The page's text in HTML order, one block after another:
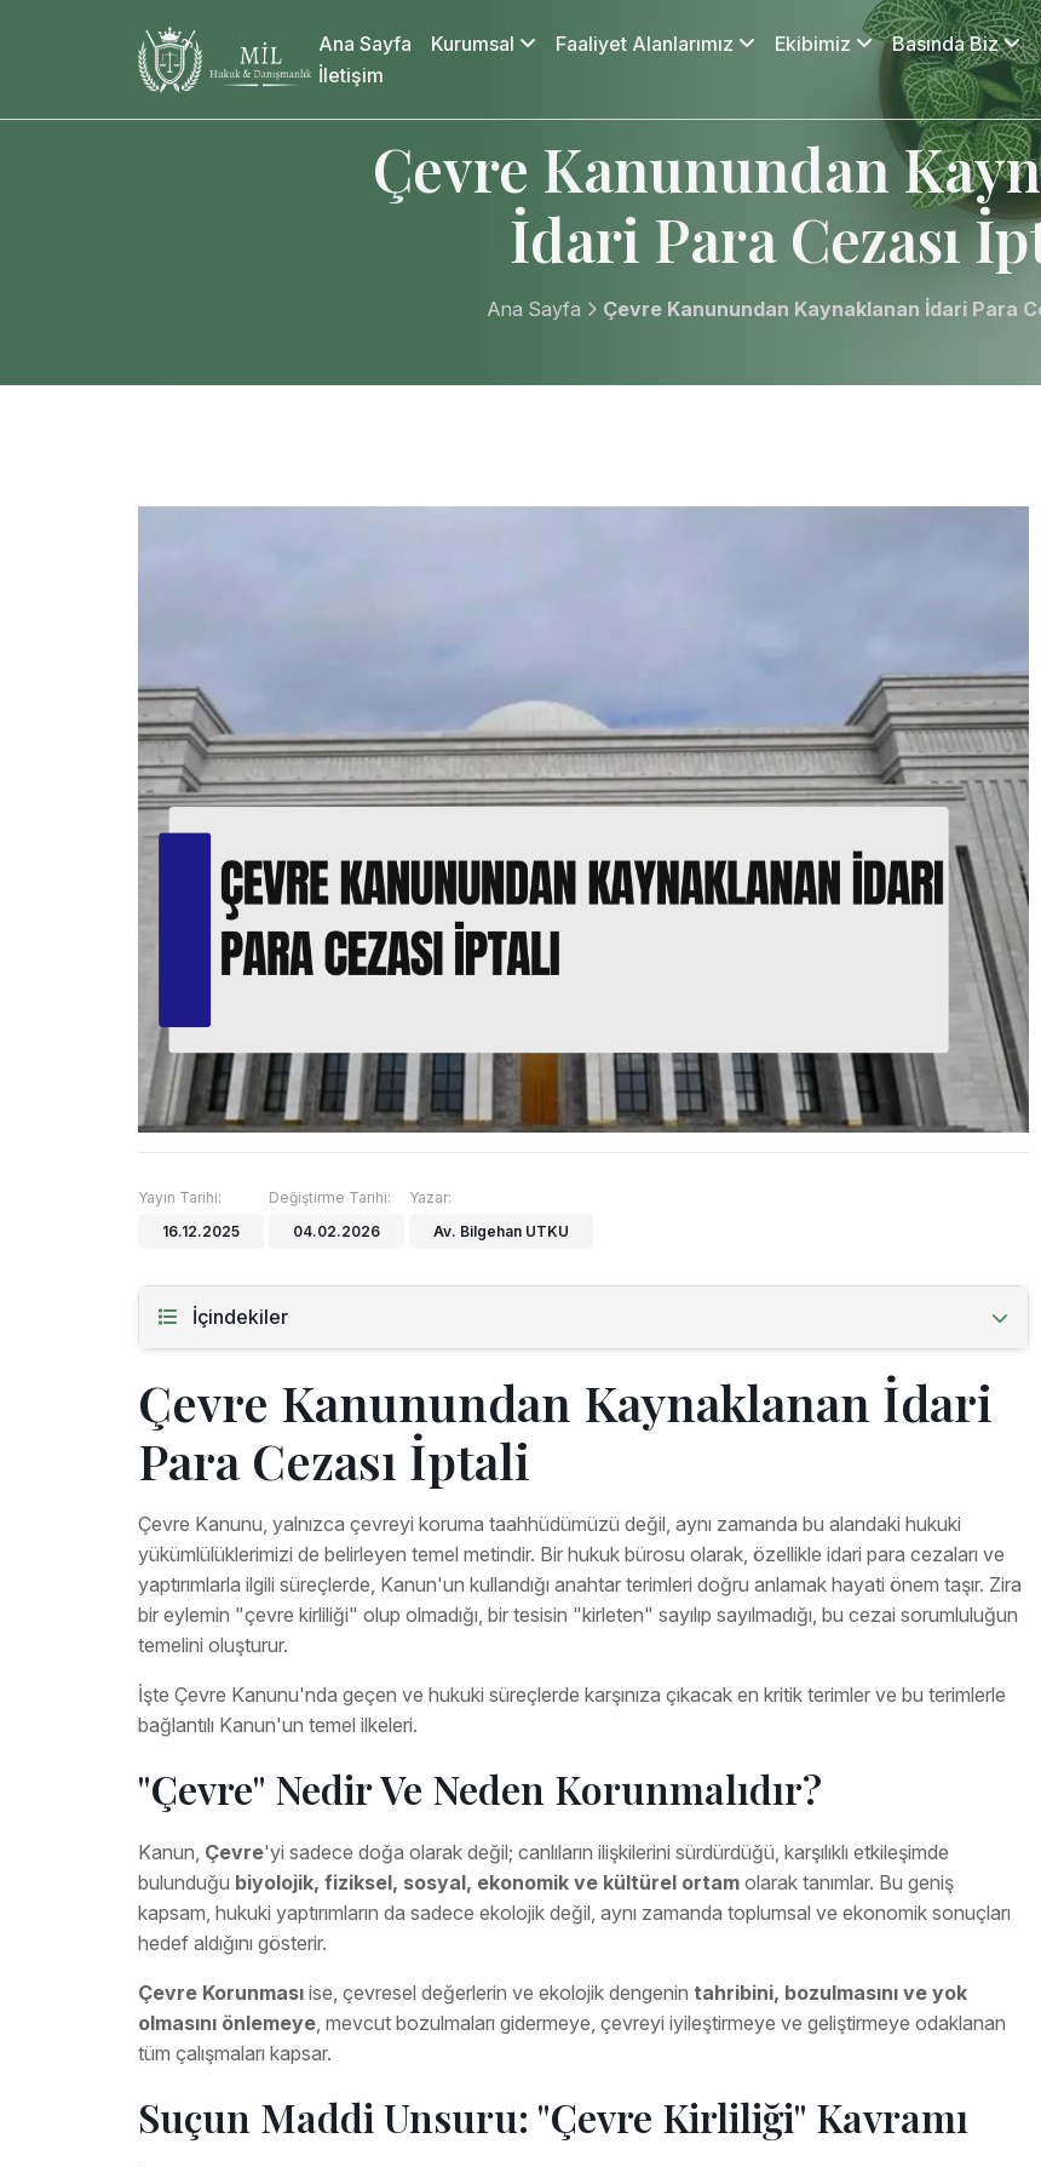
Ana Sayfa Kurumsal Faaliyet Alanlarımız Ekibimiz Basında Biz
İletişim
Çevre Kanunundan
İdari Para Cezası
Ana Sayfa Çevre Kanunundan Kaynaklanan İdari Para
Yayın Tarihi:
16.12.2025
Değiştirme Tarihi:
04.02.2026
Yazar:
Av. Bilgehan UTKU
İçindekiler
Çevre Kanunundan Kaynaklanan İdari
Para Cezası İptali
Çevre Kanunu, yalnızca çevreyi koruma taahhüdümüzü değil, aynı zamanda bu alandaki hukuki
yükümlülüklerimizi de belirleyen temel metindir. Bir hukuk bürosu olarak, özellikle idari para cezaları ve
yaptırımlarla ilgili süreçlerde, Kanun'un kullandığı anahtar terimleri doğru anlamak hayati önem taşır. Zira
bir eylemin "çevre kirliliği" olup olmadığı, bir tesisin "kirleten" sayılıp sayılmadığı, bu cezai sorumluluğun
temelini oluşturur.
İşte Çevre Kanunu'nda geçen ve hukuki süreçlerde karşınıza çıkacak en kritik terimler ve bu terimlerle
bağlantılı Kanun'un temel ilkeleri.
"Çevre" Nedir Ve Neden Korunmalıdır?
Kanun, Çevre'yi sadece doğa olarak değil; canlıların ilişkilerini sürdürdüğü, karşılıklı etkileşimde
bulunduğu biyolojik, fiziksel, sosyal, ekonomik ve kültürel ortam olarak tanımlar. Bu geniş
kapsam, hukuki yaptırımların da sadece ekolojik değil, aynı zamanda toplumsal ve ekonomik sonuçları
hedef aldığını gösterir.
Çevre Korunması ise, çevresel değerlerin ve ekolojik dengenin tahribini, bozulmasını ve yok
olmasını önlemeye, mevcut bozulmaları gidermeye, çevreyi iyileştirmeye ve geliştirmeye odaklanan
tüm çalışmaları kapsar.
Suçun Maddi Unsuru: "Çevre Kirliliği" Kavramı